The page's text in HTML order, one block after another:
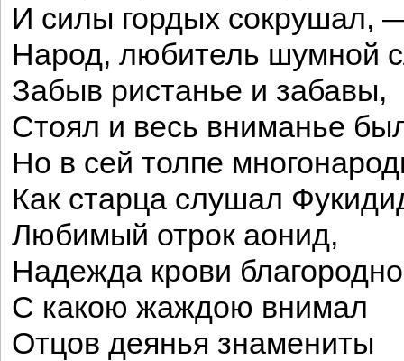
И силы гордых сокрушал,
Народ, любитель шумной
Забыв ристанье и забавы,
Стоял и весь вниманье
Но в сей толпе
Как старца слушал
Любимый отрок аонид,
Надежда крови
С какою жаждою внимал
Отцов деянья знамениты